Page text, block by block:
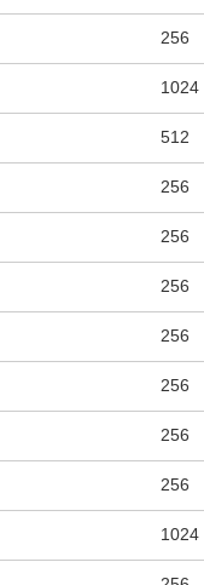
256
1024
512
256
256
256
256
256
256
256
1024